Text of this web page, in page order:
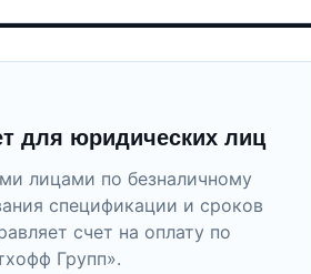
для юридических лиц
лицами по безналичному
спецификации и сроков
счет на оплату по
Групп».